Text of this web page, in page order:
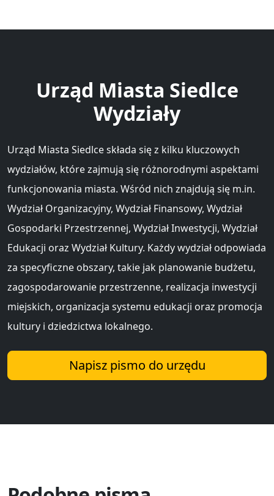
Urząd Miasta Siedlce
Wydziały
Urząd Miasta Siedlce składa się z kilku kluczowych
wydziałów, które zajmują się różnorodnymi aspektami
funkcjonowania miasta. Wśród nich znajdują się m.in.
Wydział Organizacyjny, Wydział Finansowy, Wydział
Gospodarki Przestrzennej, Wydział Inwestycji, Wydział
Edukacji oraz Wydział Kultury. Każdy wydział odpowiada
za specyficzne obszary, takie jak planowanie budżetu,
zagospodarowanie przestrzenne, realizacja inwestycji
miejskich, organizacja systemu edukacji oraz promocja
kultury i dziedzictwa lokalnego.
Napisz pismo do urzędu